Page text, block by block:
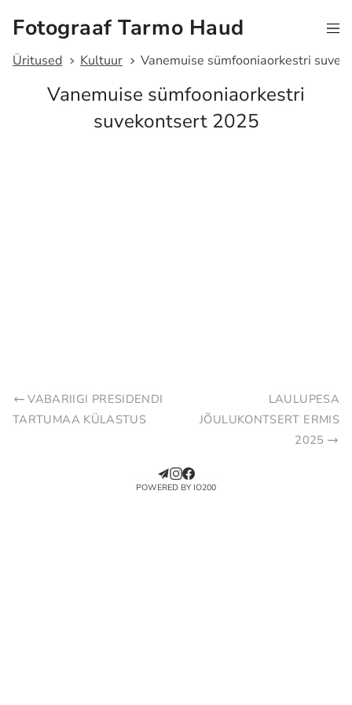
Fotograaf Tarmo Haud
Üritused Kultuur Vanemuise sümfooniaorkestri
Vanemuise sümfooniaorkestri
suvekontsert 2025
VABARIIGI PRESIDENDI
TARTUMAA KÜLASTUS
LAULUPESA
JÕULUKONTSERT ERMIS
2025
POWERED BY IO200